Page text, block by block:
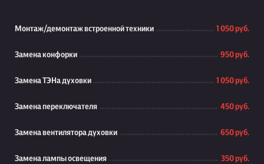
Монтаж/демонтаж встроенной техники 1 050 руб.
Замена конфорки 950 руб.
Замена ТЭНа духовки 1 050 руб.
Замена переключателя 450 руб.
Замена вентилятора духовки 650 руб.
Замена лампы освещения 350 руб.